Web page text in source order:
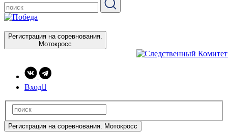
Регистрация на соревнования.
Мотокросс
Вход
Регистрация на соревнования. Мотокросс